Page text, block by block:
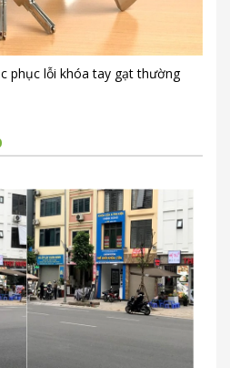
phục lỗi khóa tay gạt thường